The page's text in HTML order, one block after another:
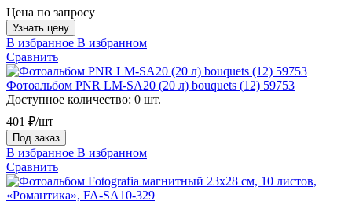
Цена по запросу
Узнать цену
В избранное В избранном
Сравнить
Фотоальбом PNR LM-SA20 (20 л) bouquets (12) 59753
Доступное количество: 0 шт.
401 ₽/шт
Под заказ
В избранное В избранном
Сравнить